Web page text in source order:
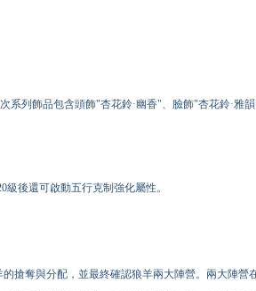
列飾品包含頭飾"杏花鈴·幽香"、臉飾"杏花鈴·雅韻
後還可啟動五行克制強化屬性。
搶奪與分配，並最終確認狼羊兩大陣營。兩大陣營